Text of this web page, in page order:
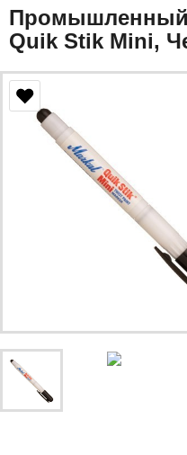
Промышленный
Quik Stik Mini,